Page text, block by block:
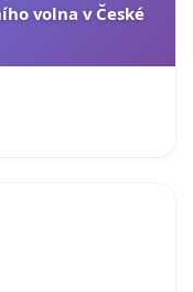
volna v České